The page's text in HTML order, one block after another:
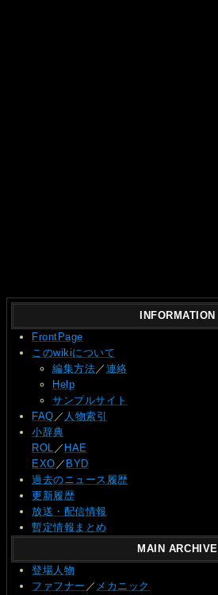
INFORMATION
FrontPage
このwikiについて
編集方法／ 連絡
Help
サンプルサイト
FAQ ／ 人物索引
小辞典
ROL ／ HAE
EXO ／ BYD
過去のニュース履歴
更新履歴
放送・配信情報
暫定情報まとめ
MAIN ARCHIVE
登場人物
ファフナー ／ メカニック